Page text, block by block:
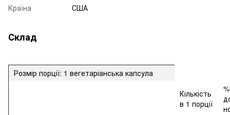
Країна
США
Склад
Розмір порції: 1 вегетаріанська капсула
Кількість
в 1 порції